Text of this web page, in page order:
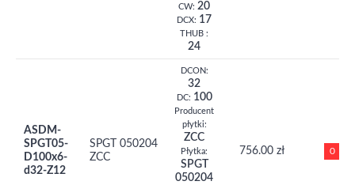
CW: 20
DCX: 17
THUB :
24
ASDM-
SPGT05-
D100x6-
d32-Z12
SPGT 050204
ZCC
DCON:
32
DC: 100
Producent
płytki:
ZCC
Płytka:
SPGT
050204
756.00 zł 0